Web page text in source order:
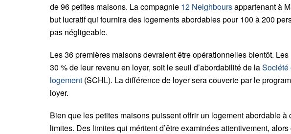
de 96 petites maisons. La compagnie 12 Neighboursappartenant à
but lucratif qui fournira des logements abordables pour 100 à 200
pas négligeable.
Les 36 premières maisons devraient être opérationnelles bientôt.
30 % de leur revenu en loyer, soit le seuil d’abordabilité de laSociété
logement (SCHL). La différence de loyer sera couverte par le
loyer.
Bien que les petites maisons puissent offrir un logement abordable à
limites. Des limites qui méritent d’être examinées attentivement,